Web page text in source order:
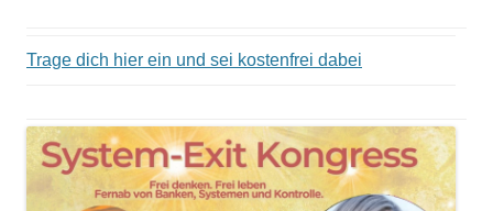
Trage dich hier ein und sei kostenfrei dabei